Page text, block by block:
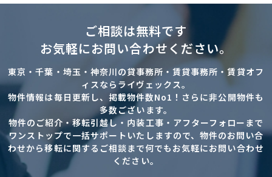
ご相談は無料です
お気軽にお問い合わせください。
東京・千葉・埼玉・神奈川の貸事務所・賃貸事務所・賃貸オフ
ィスならライヴェックス。
物件情報は毎日更新し、掲載物件数No1！さらに非公開物件も
多数ございます。
物件のご紹介・移転引越し・内装工事・アフターフォローまで
ワンストップで一括サポートいたしますので、物件のお問い合
わせから移転に関するご相談まで何でもお気軽にお問い合わせ
ください。